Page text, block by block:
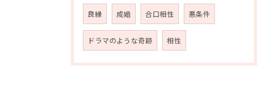
良縁 成婚 合口相性 悪条件
ドラマのような奇跡 相性